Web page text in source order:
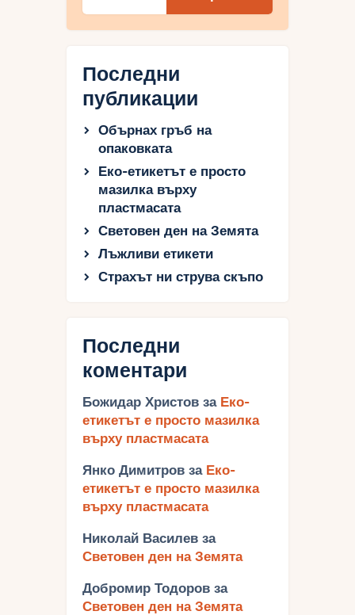
Последни
публикации
Обърнах гръб на
опаковката
Еко-етикетът е просто
мазилка върху
пластмасата
Световен ден на Земята
Лъжливи етикети
Страхът ни струва скъпо
Последни
коментари
Божидар Христов за Еко-
етикетът е просто мазилка
върху пластмасата
Янко Димитров за Еко-
етикетът е просто мазилка
върху пластмасата
Николай Василев за
Световен ден на Земята
Добромир Тодоров за
Световен ден на Земята